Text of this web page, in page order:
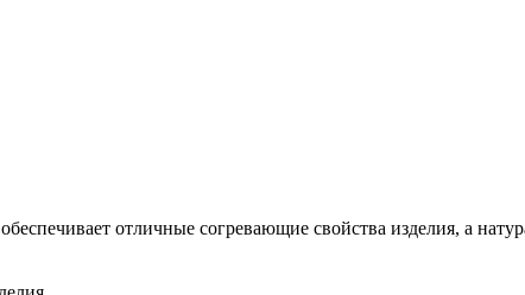
отличные согревающие свойства изделия, а